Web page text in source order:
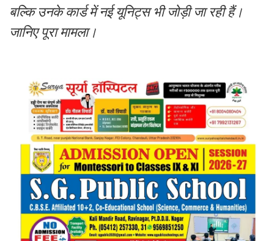
बल्कि उनके कार्ड में नई यूनिट्स भी जोड़ी जा रही हैं।
जानिए पूरा मामला।